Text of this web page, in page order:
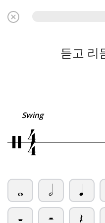
듣고 리
Swing
/4
4